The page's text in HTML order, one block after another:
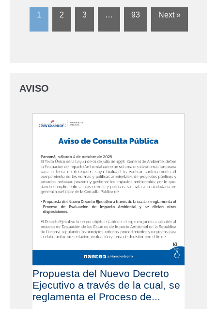
1 2 3 … 93 Next »
AVISO
Propuesta del Nuevo Decreto
Ejecutivo a través de la cual, se
reglamenta el Proceso de...